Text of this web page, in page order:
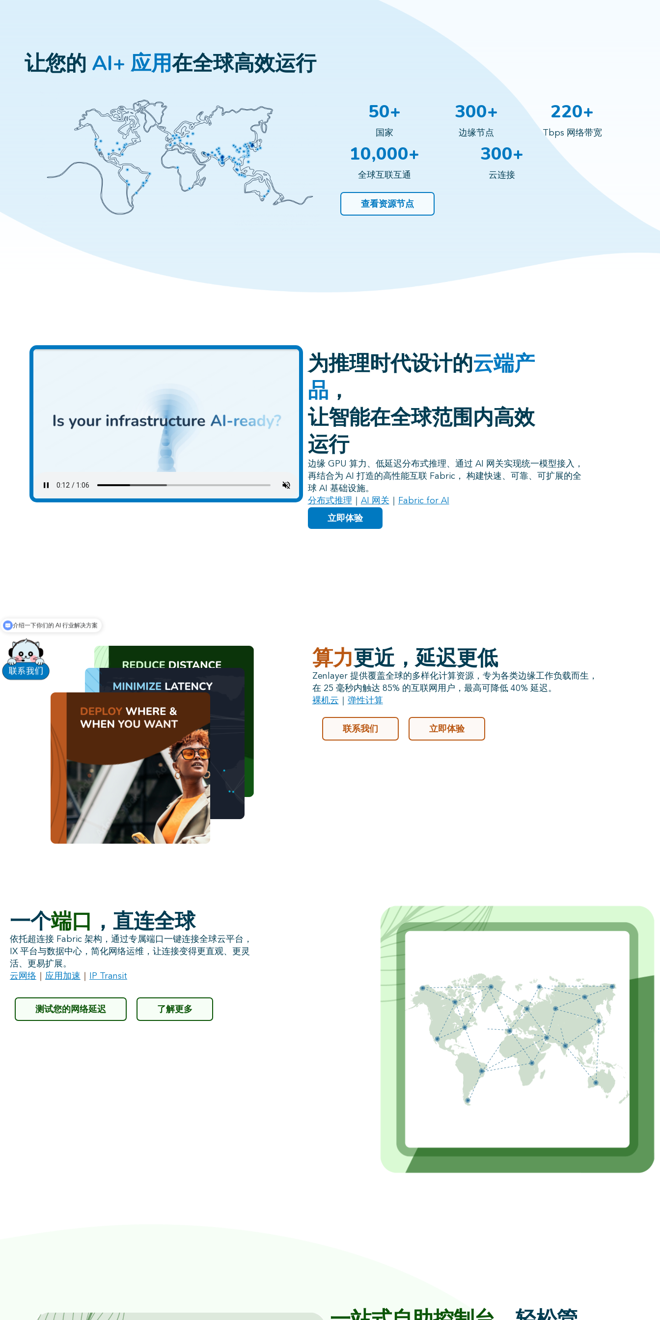
让您的 AI+ 应用在全球高效运行
50+
国家
300+
边缘节点
220+
Tbps 网络带宽
10,000+
全球互联互通
300+
云连接
查看资源节点
为推理时代设计的云端产
品 ，
让智能在全球范围内高效
运行
边缘GPU 算力、低延迟分布式推理、通过 AI 网关实现统一模型接入，
再结合为 AI 打造的高性能互联 Fabric ，
构建快速、可靠、可扩展的全
球AI 基础设施。
分布式推理
AI 网关 Fabric for AI
立即体验
算力更近，延迟更低
Zenlayer 提供覆盖全球的多样化计算资源，专为各类边缘工作负载而生，
在 25 毫秒内触达 85% 的互联网用户，最高可降低 40% 延迟。
裸机云
弹性计算
联系我们 立即体验
一个端口 ，直连全球
依托超连接 Fabric 架构，通过专属端口一键连接全球云平台，
IX 平台与数据中心，简化网络运维，让连接变得更直观、更灵
活、更易扩展。
云网络
应用加速 IP Transit
测试您的网络延迟 了解更多
可以介绍下你们的产品么